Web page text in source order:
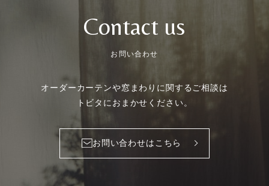
Contact us
お問い合わせ
オーダーカーテンや窓まわりに関するご相談は
トビタにおまかせください。
お問い合わせはこちら